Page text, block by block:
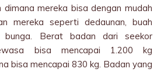
mereka bisa dengan mudah
mereka seperti dedaunan, buah
bunga. Berat badan dari seekor
bisa mencapai 1.200 kg
bisa mencapai 830 kg. Badan yang